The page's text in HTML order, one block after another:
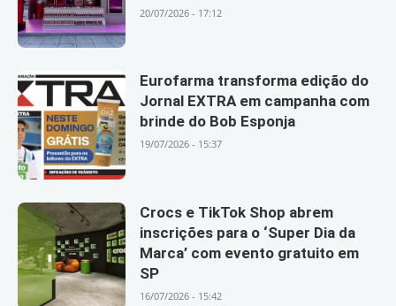
20/07/2026 - 17:12
Eurofarma transforma edição do
Jornal EXTRA em campanha com
brinde do Bob Esponja
19/07/2026 - 15:37
Crocs e TikTok Shop abrem
inscrições para o ‘Super Dia da
Marca’ com evento gratuito em
SP
16/07/2026 - 15:42